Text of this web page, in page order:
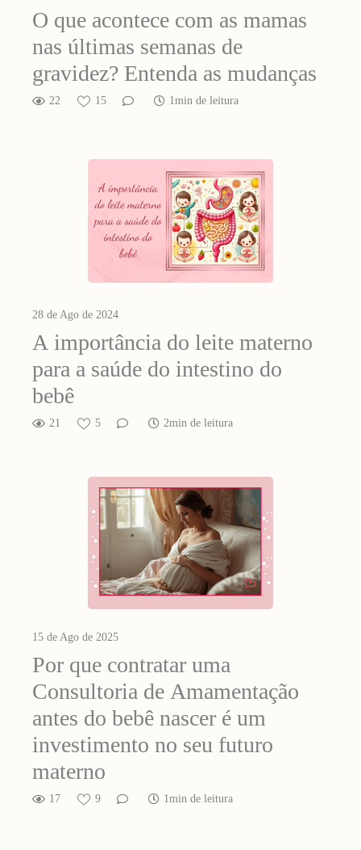
O que acontece com as mamas
nas últimas semanas de
gravidez? Entenda as mudanças
22 15 1min de leitura
28 de Ago de 2024
A importância do leite materno
para a saúde do intestino do
bebê
21 5 2min de leitura
15 de Ago de 2025
Por que contratar uma
Consultoria de Amamentação
antes do bebê nascer é um
investimento no seu futuro
materno
17 9 1min de leitura